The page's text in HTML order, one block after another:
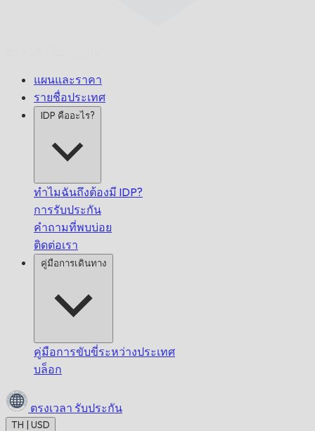
แผนและราคา
รายชื่อประเทศ
IDP คืออะไร?
ทำไมฉันถึงต้องมี IDP?
การรับประกัน
คำถามที่พบบ่อย
ติดต่อเรา
คู่มือการเดินทาง
คู่มือการขับขี่ระหว่างประเทศ
บล็อก
ตรงเวลา รับประกัน
TH | USD